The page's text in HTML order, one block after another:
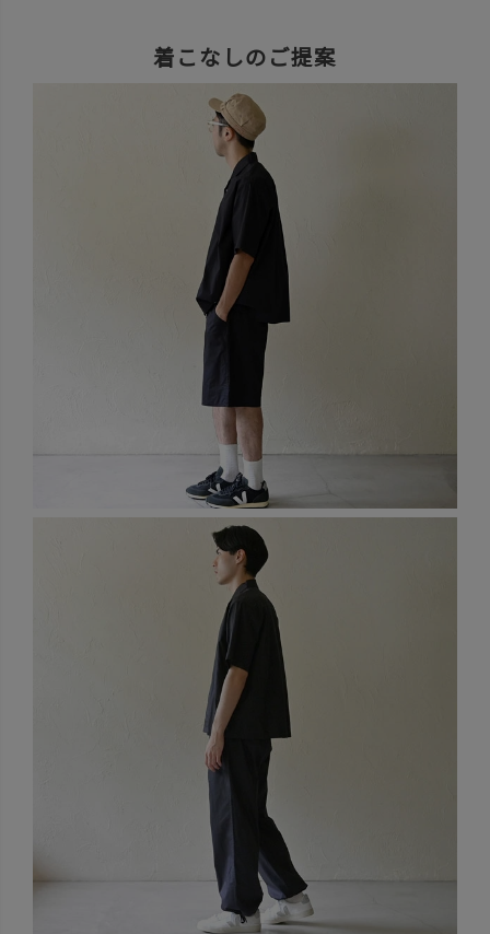
着こなしのご提案